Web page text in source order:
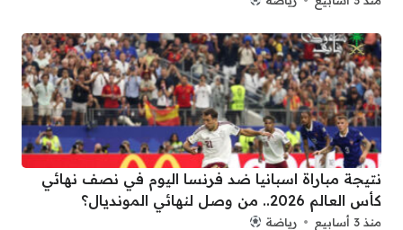
نتيجة مباراة اسبانيا ضد فرنسا اليوم في نصف نهائي
كأس العالم 2026.. من وصل لنهائي المونديال؟
منذ 3 أسابيع رياضة